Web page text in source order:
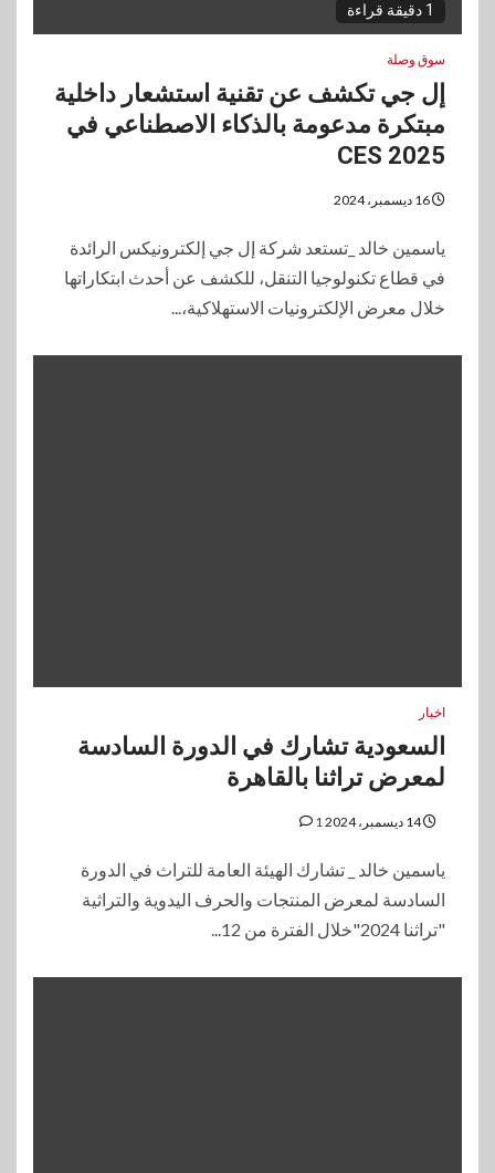
1 دقيقة قراءة
سوق وصلة
إل جي تكشف عن تقنية استشعار داخلية
مبتكرة مدعومة بالذكاء الاصطناعي في
CES 2025
ياسمين خالد _تستعد شركة إل جي إلكترونيكس الرائدة
في قطاع تكنولوجيا التنقل، للكشف عن أحدث ابتكاراتها
خلال معرض الإلكترونيات الاستهلاكية،...
اخبار
السعودية تشارك في الدورة السادسة
لمعرض تراثنا بالقاهرة
14 ديسمبر، 2024 1
ياسمين خالد _ تشارك الهيئة العامة للتراث في الدورة
السادسة لمعرض المنتجات والحرف اليدوية والتراثية
"تراثنا 2024"خلال الفترة من 12...